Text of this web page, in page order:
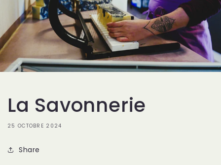
La Savonnerie
25 OCTOBRE 2024
Share